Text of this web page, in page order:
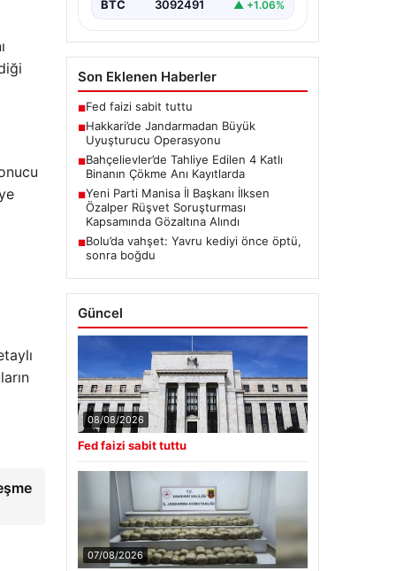
BTC 3092491 ▲ +1.06%
Son Eklenen Haberler
■Fed faizi sabit tuttu
■Hakkari’de Jandarmadan Büyük
Uyuşturucu Operasyonu
■Bahçelievler’de Tahliye Edilen 4 Katlı
Binanın Çökme Anı Kayıtlarda
■Yeni Parti Manisa İl Başkanı İlksen
Özalper Rüşvet Soruşturması
Kapsamında Gözaltına Alındı
■Bolu’da vahşet: Yavru kediyi önce öptü,
sonra boğdu
Güncel
08/08/2026
Fed faizi sabit tuttu
07/08/2026